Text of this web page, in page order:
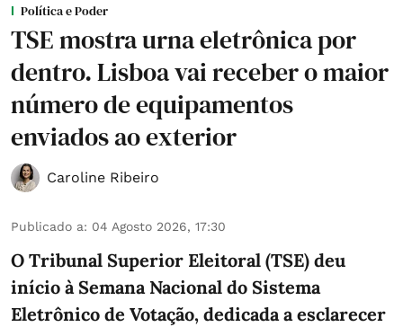
Política e Poder
TSE mostra urna eletrônica por
dentro. Lisboa vai receber o maior
número de equipamentos
enviados ao exterior
Caroline Ribeiro
Publicado a: 04 Agosto 2026, 17:30
O Tribunal Superior Eleitoral (TSE) deu
início à Semana Nacional do Sistema
Eletrônico de Votação, dedicada a esclarecer